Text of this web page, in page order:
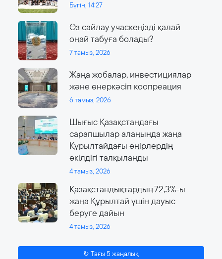
Бүгін, 14:27
Өз сайлау учаскеңізді қалай
оңай табуға болады?
7 тамыз, 2026
Жаңа жобалар, инвестициялар
және өнеркәсіп коопреация
6 тамыз, 2026
Шығыс Қазақстандағы
сарапшылар алаңында жаңа
Құрылтайдағы өңірлердің
өкілдігі талқыланды
4 тамыз, 2026
Қазақстандықтардың 72,3%-ы
жаңа Құрылтай үшін дауыс
беруге дайын
4 тамыз, 2026
↻ Тағы 5 жаңалық